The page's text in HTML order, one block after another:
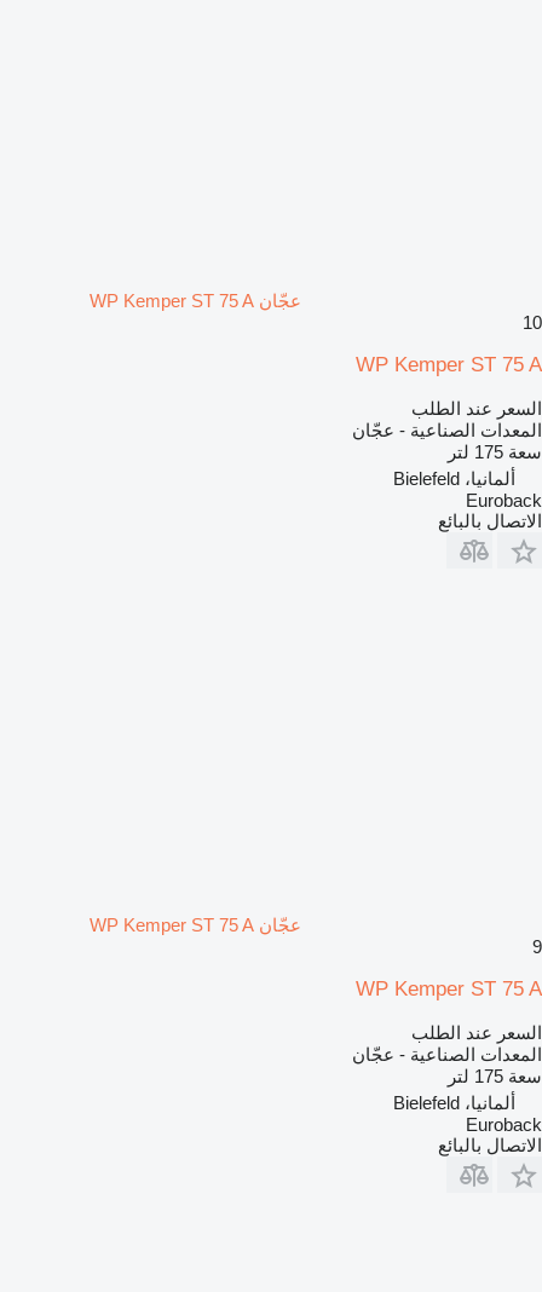
عجّان WP Kemper ST 75 A
10
WP Kemper ST 75 A
السعر عند الطلب
المعدات الصناعية - عجّان
سعة 175 لتر
ألمانيا، Bielefeld
Euroback
الاتصال بالبائع
عجّان WP Kemper ST 75 A
9
WP Kemper ST 75 A
السعر عند الطلب
المعدات الصناعية - عجّان
سعة 175 لتر
ألمانيا، Bielefeld
Euroback
الاتصال بالبائع